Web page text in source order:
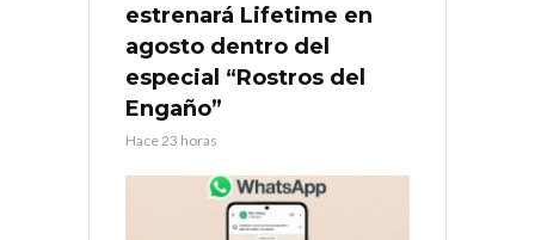
estrenará Lifetime en
agosto dentro del
especial “Rostros del
Engaño”
Hace 23 horas